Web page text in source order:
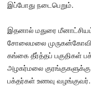
இப்போது நடைபெறும்.
இதனால் மதுரை
சோலைமலை
கங்கை தீர்த்தப் பகுதிகள்
அழகர்மலை
பக்தர்கள் உணவு வழங்குவர்.